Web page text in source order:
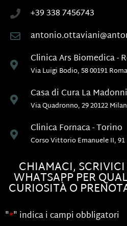
+39 338 7456743
Clinica Ars Biomedica -
Via Luigi Bodio, 58 00191 Roma
Casa di Cura La
Via Quadronno, 29 20122
Clinica Fornaca - Torino
Corso Vittorio Emanuele II, 91
CHIAMACI,
WHATSAPP PER
CURIOSITÀ O
"*" indica i campi obbligatori